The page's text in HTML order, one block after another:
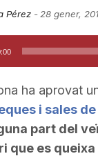
t
a
d
Pérez- 28 gener,
ha aprovat
i sales
part del
que es